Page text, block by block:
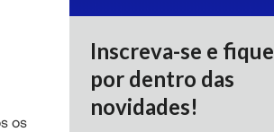
os
Inscreva-se e fique
por dentro das
novidades!